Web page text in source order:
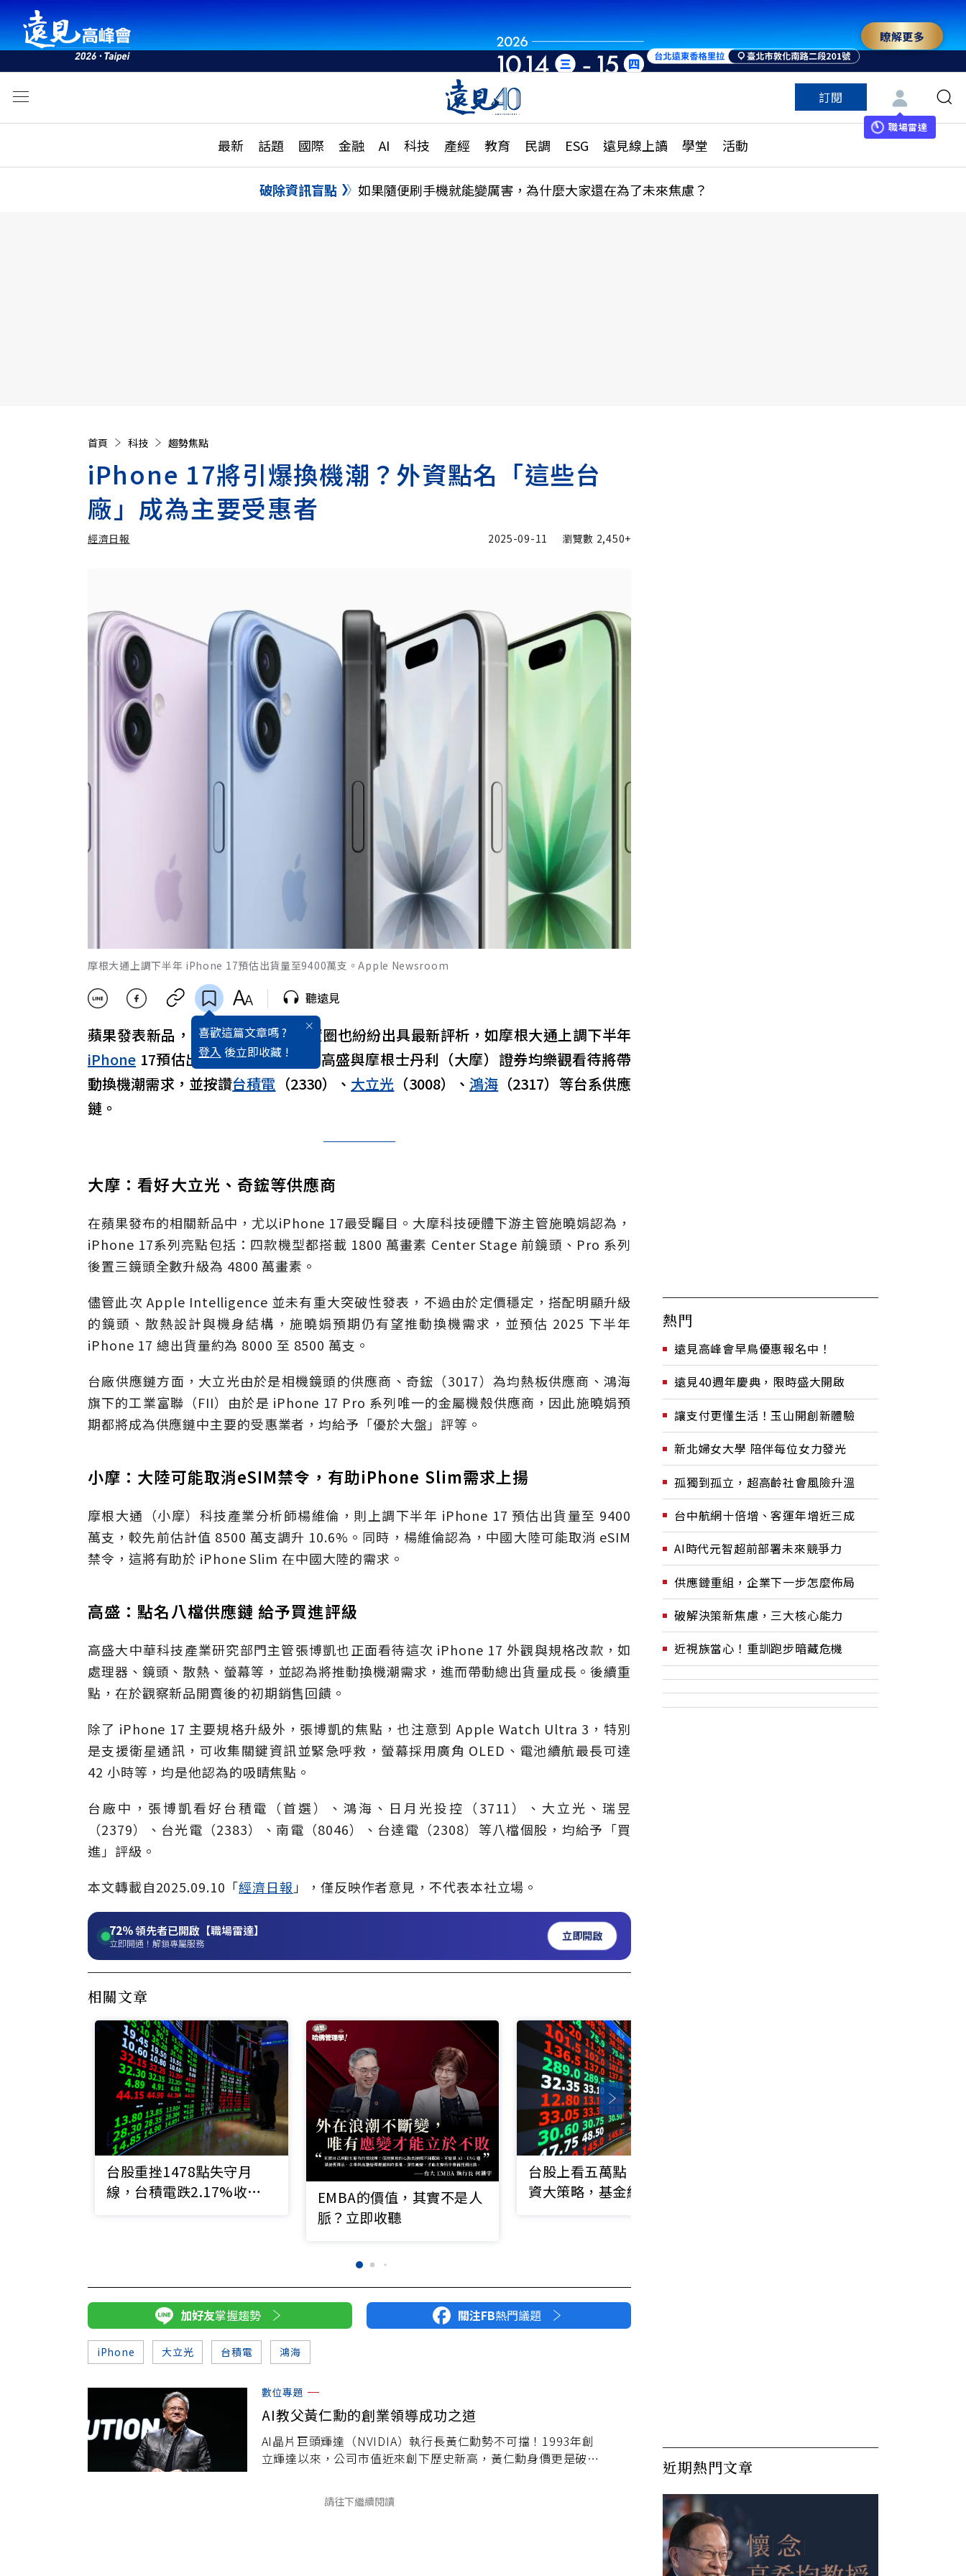
瞭解更多
訂閱
職場雷達
最新 話題 國際 金融 AI 科技 產經 教育 民調 ESG 遠見線上讀 學堂 活動
活動
話題
國際
特輯
大學升學、職涯攻略
縣市施政調查全解析
更多訂閱方案
特色頻道
破除資訊盲點 如果隨便刷手機就能變厲害，為什麼大家還在為了未來焦慮？
首頁 科技 趨勢焦點
iPhone 17將引爆換機潮？外資點名「這些台
廠」成為主要受惠者
經濟日報 2025-09-11 瀏覽數 2,450+
摩根大通上調下半年 iPhone 17預估出貨量至9400萬支。Apple Newsroom
喜歡這篇文章嗎 ?
登入 後立即收藏 !
聽遠見
蘋果發表新品，吸引全球目光，外資圈也紛紛出具最新評析，如摩根大通上調下半年
iPhone 17預估出貨量至9400萬支，高盛與摩根士丹利（大摩）證券均樂觀看待將帶
動換機潮需求，並按讚台積電 （2330）、 大立光 （3008）、 鴻海 （2317）等台系供應
鏈。
大摩：看好大立光、奇鋐等供應商
在蘋果發布的相關新品中，尤以iPhone 17最受矚目。大摩科技硬體下游主管施曉娟認為，
iPhone 17系列亮點包括：四款機型都搭載 1800 萬畫素 Center Stage 前鏡頭、Pro 系列
後置三鏡頭全數升級為 4800 萬畫素。
儘管此次 Apple Intelligence 並未有重大突破性發表，不過由於定價穩定，搭配明顯升級
的鏡頭、散熱設計與機身結構，施曉娟預期仍有望推動換機需求，並預估 2025 下半年
iPhone 17 總出貨量約為 8000 至 8500 萬支。
台廠供應鏈方面，大立光由於是相機鏡頭的供應商、奇鋐（3017）為均熱板供應商、鴻海
旗下的工業富聯（FII）由於是 iPhone 17 Pro 系列唯一的金屬機殼供應商，因此施曉娟預
期都將成為供應鏈中主要的受惠業者，均給予「優於大盤」評等。
小摩：大陸可能取消eSIM禁令，有助iPhone Slim需求上揚
摩根大通（小摩）科技產業分析師楊維倫，則上調下半年 iPhone 17 預估出貨量至 9400
萬支，較先前估計值 8500 萬支調升 10.6%。同時，楊維倫認為，中國大陸可能取消 eSIM
禁令，這將有助於 iPhone Slim 在中國大陸的需求。
高盛：點名八檔供應鏈 給予買進評級
高盛大中華科技產業研究部門主管張博凱也正面看待這次 iPhone 17 外觀與規格改款，如
處理器、鏡頭、散熱、螢幕等，並認為將推動換機潮需求，進而帶動總出貨量成長。後續重
點，在於觀察新品開賣後的初期銷售回饋。
除了 iPhone 17 主要規格升級外，張博凱的焦點，也注意到 Apple Watch Ultra 3，特別
是支援衛星通訊，可收集關鍵資訊並緊急呼救，螢幕採用廣角 OLED、電池續航最長可達
42 小時等，均是他認為的吸睛焦點。
台廠中，張博凱看好台積電（首選）、鴻海、日月光投控（3711）、大立光、瑞昱
（2379）、台光電（2383）、南電（8046）、台達電（2308）等八檔個股，均給予「買
進」評級。
本文轉載自2025.09.10「經濟日報 」，僅反映作者意見，不代表本社立場。
72%領先者已開啟【職場雷達】
立即開通！解鎖專屬服務
立即開啟
相關文章
台股重挫1478點失守月
線，台積電跌2.17%收
EMBA的價值，其實不是人
脈？立即收聽
台股上看五萬點！AI時代投
資大策略，基金經理人告訴
加好友掌握趨勢 關注FB熱門議題
iPhone 大立光 台積電 鴻海
數位專題
AI教父黃仁勳的創業領導成功之道
AI晶片巨頭輝達（NVIDIA）執行長黃仁勳勢不可擋！1993年創
立輝達以來，公司市值近來創下歷史新高，黃仁勳身價更是破千
請往下繼續閱讀
熱門
遠見高峰會早鳥優惠報名中！
遠見40週年慶典，限時盛大開啟
讓支付更懂生活！玉山開創新體驗
新北婦女大學 陪伴每位女力發光
孤獨到孤立，超高齡社會風險升溫
台中航網十倍增、客運年增近三成
AI時代元智超前部署未來競爭力
供應鏈重組，企業下一步怎麼佈局
破解決策新焦慮，三大核心能力
近視族當心！重訓跑步暗藏危機
近期熱門文章